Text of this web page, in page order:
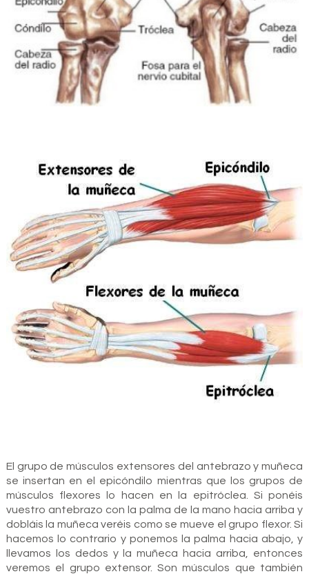
El grupo de músculos extensores del antebrazo y muñeca
se insertan en el epicóndilo mientras que los grupos de
músculos flexores lo hacen en la epitróclea. Si ponéis
vuestro antebrazo con la palma de la mano hacia arriba y
dobláis la muñeca veréis como se mueve el grupo flexor. Si
hacemos lo contrario y ponemos la palma hacia abajo, y
llevamos los dedos y la muñeca hacia arriba, entonces
veremos el grupo extensor. Son músculos que también